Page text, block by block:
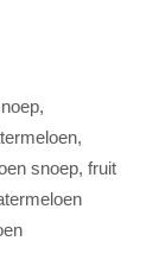
snoep, fruit